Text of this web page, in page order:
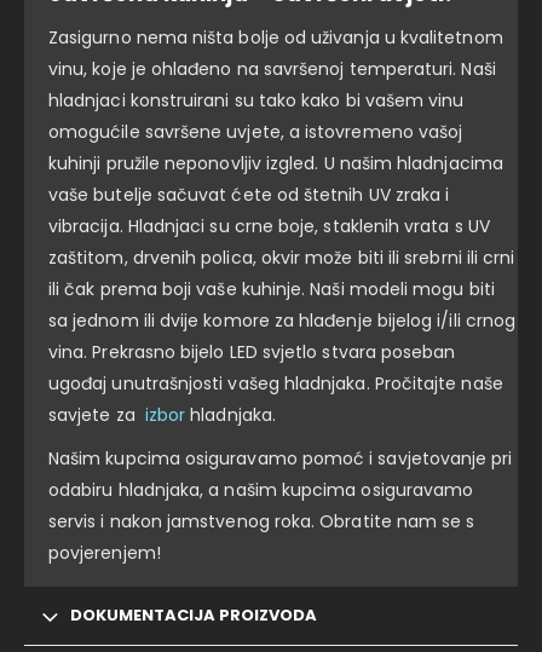
Zasigurno nema ništa bolje od uživanja u kvalitetnom
vinu, koje je ohlađeno na savršenoj temperaturi. Naši
hladnjaci konstruirani su tako kako bi vašem vinu
omogućile savršene uvjete, a istovremeno vašoj
kuhinji pružile neponovljiv izgled. U našim hladnjacima
vaše butelje sačuvat ćete od štetnih UV zraka i
vibracija. Hladnjaci su crne boje, staklenih vrata s UV
zaštitom, drvenih polica, okvir može biti ili srebrni ili crni
ili čak prema boji vaše kuhinje. Naši modeli mogu biti
sa jednom ili dvije komore za hlađenje bijelog i/ili crnog
vina. Prekrasno bijelo LED svjetlo stvara poseban
ugođaj unutrašnjosti vašeg hladnjaka. Pročitajte naše
savjete za izbor hladnjaka.
Našim kupcima osiguravamo pomoć i savjetovanje pri
odabiru hladnjaka, a našim kupcima osiguravamo
servis i nakon jamstvenog roka. Obratite nam se s
povjerenjem!
DOKUMENTACIJA PROIZVODA